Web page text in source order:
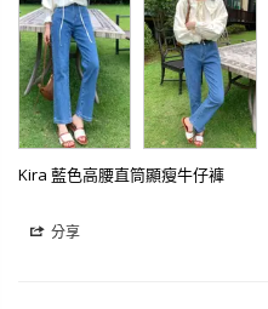
Kira 藍色高腰直筒顯瘦牛仔褲
分享